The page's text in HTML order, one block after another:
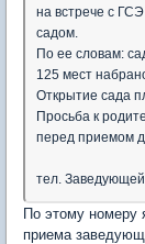
на встрече с
садом.
По ее словам:
125 мест
Открытие сада
Просьба к
перед приемом
тел.
По этому номеру
приема